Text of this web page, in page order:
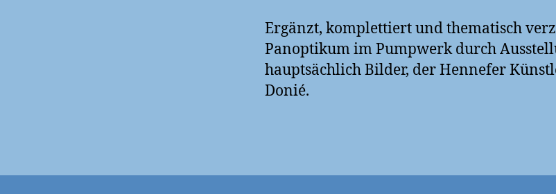
Ergänzt, komplettiert und thematisch
Panoptikum im Pumpwerk durch
hauptsächlich Bilder, der Hennefer
Donié.